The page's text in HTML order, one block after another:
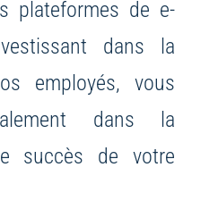
plateformes de e-
dans la
employés, vous
dans la
succès de votre